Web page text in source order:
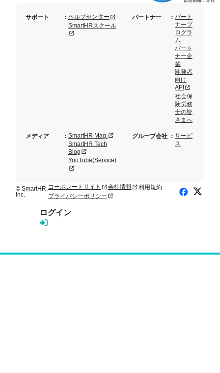
サポート ： ヘルプセンター 新規タブまたはウィンドウで開く
SmartHRスクール
新規タブまたはウィンドウで開く
メディア ： SmartHR Mag. 新規タブまたはウィンドウで開く
SmartHR Tech
Blog 新規タブまたはウィンドウで開く
YouTube(Service)
新規タブまたはウィンドウで開く
パートナー ： パート
ナープ
ログラ
ム
パート
ナー企
業
開発者
向け
API新規タブま
社会保
険労務
士の皆
さまへ
グループ会社 ： サービ
ス
© SmartHR,
Inc.
コーポレートサイト 新規タブまたはウィンドウで開く
会社情報新規タブまたはウィンドウで開く
利用規約
プライバシーポリシー新規タブまたはウィンドウで開くFacebook
X
ログイン